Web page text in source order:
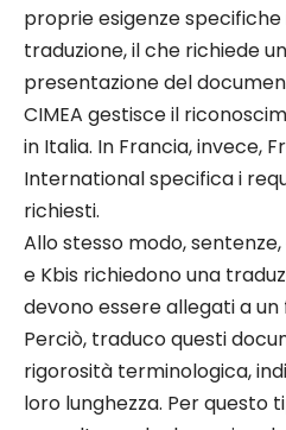
proprie esigenze
traduzione, il che richiede
presentazione del
CIMEA gestisce il
in Italia. In Francia, invece,
International specifica i
richiesti.
Allo stesso modo,
e Kbis richiedono una
devono essere allegati a
Perciò, traduco questi
rigorosità terminologica,
loro lunghezza. Per questo